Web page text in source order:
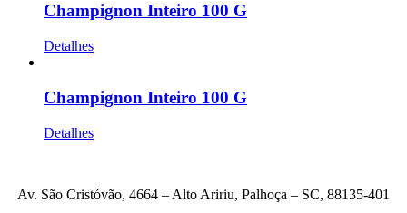
Champignon Inteiro 100 G
Detalhes
Champignon Inteiro 100 G
Detalhes
Av. São Cristóvão, 4664 – Alto Aririu, Palhoça – SC, 88135-401